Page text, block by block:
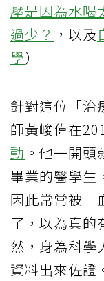
壓是因為水喝
過少？ ，以及
學）
針對這位「治
師黃峻偉在
動 。他一開
畢業的醫學生
因此常常被「
了，以為真的
然，身為科學
資料出來佐證